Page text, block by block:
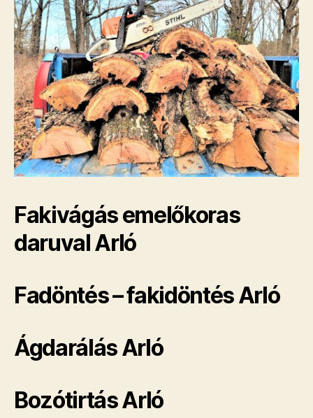
Fakivágás emelőkoras
daruval Arló
Fadöntés – fakidöntés Arló
Ágdarálás Arló
Bozótirtás Arló